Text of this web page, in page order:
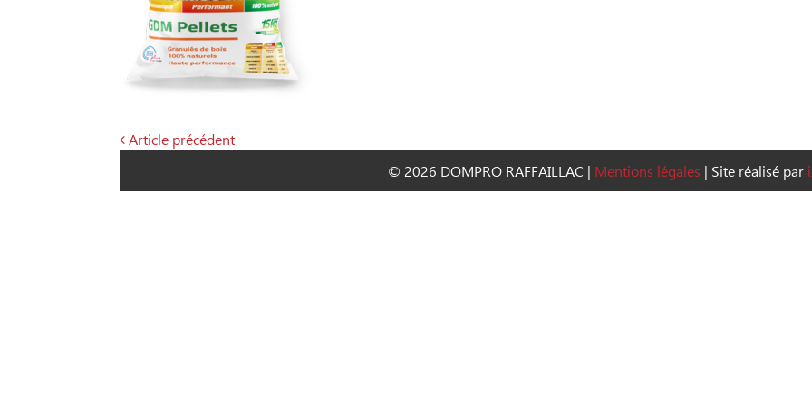
de
Article précédent
© 2026 DOMPRO RAFFAILLAC | Mentions légales | Site réalisé par